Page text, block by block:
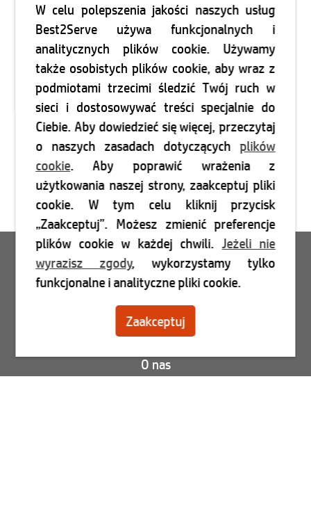
Login
Zarejestruj się
Skontaktuj się
O nas
W celu polepszenia jakości naszych usług
Best2Serve używa funkcjonalnych i
analitycznych plików cookie. Używamy
także osobistych plików cookie, aby wraz z
podmiotami trzecimi śledzić Twój ruch w
sieci i dostosowywać treści specjalnie do
Ciebie. Aby dowiedzieć się więcej, przeczytaj
o naszych zasadach dotyczącychplików
cookie. Aby poprawić wrażenia z
użytkowania naszej strony, zaakceptuj pliki
cookie. W tym celu kliknij przycisk
„Zaakceptuj”. Możesz zmienić preferencje
plików cookie w każdej chwili.Jeżeli nie
wyrazisz zgody, wykorzystamy tylko
funkcjonalne i analityczne pliki cookie.
Zaakceptuj